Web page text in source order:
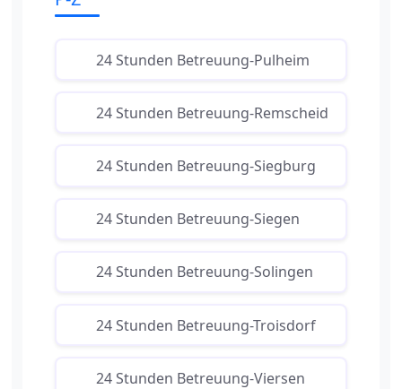
24 Stunden Betreuung-Pulheim
24 Stunden Betreuung-Remscheid
24 Stunden Betreuung-Siegburg
24 Stunden Betreuung-Siegen
24 Stunden Betreuung-Solingen
24 Stunden Betreuung-Troisdorf
24 Stunden Betreuung-Viersen